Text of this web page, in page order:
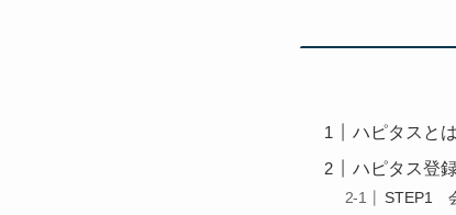
ハピタスと
ハピタス登
STEP1